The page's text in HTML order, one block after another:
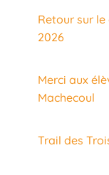
Retour sur
2026
Merci aux
Machecoul
Trail des